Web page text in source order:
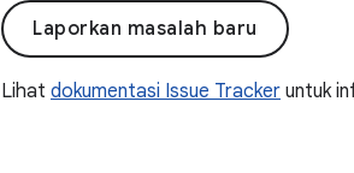
Laporkan masalah baru
Lihat dokumentasi Issue Tracker untuk